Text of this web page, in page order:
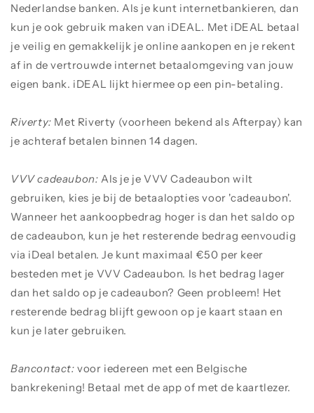
Nederlandse banken. Als je kunt internetbankieren, dan
kun je ook gebruik maken van iDEAL. Met iDEAL betaal
je veilig en gemakkelijk je online aankopen en je rekent
af in de vertrouwde internet betaalomgeving van jouw
eigen bank. iDEAL lijkt hiermee op een pin-betaling.
Riverty: Met Riverty (voorheen bekend als Afterpay) kan
je achteraf betalen binnen 14 dagen.
VVV cadeaubon: Als je je VVV Cadeaubon wilt
gebruiken, kies je bij de betaalopties voor 'cadeaubon'.
Wanneer het aankoopbedrag hoger is dan het saldo op
de cadeaubon, kun je het resterende bedrag eenvoudig
via iDeal betalen. Je kunt maximaal €50 per keer
besteden met je VVV Cadeaubon. Is het bedrag lager
dan het saldo op je cadeaubon? Geen probleem! Het
resterende bedrag blijft gewoon op je kaart staan en
kun je later gebruiken.
Bancontact:voor iedereen met een Belgische
bankrekening! Betaal met de app of met de kaartlezer.